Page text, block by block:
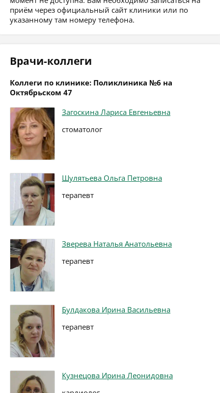
приём через официальный сайт клиники или по
указанному там номеру телефона.
Врачи-коллеги
Коллеги по клинике: Поликлиника №6 на
Октябрьском 47
Загоскина Лариса Евгеньевна
стоматолог
Шулятьева Ольга Петровна
терапевт
Зверева Наталья Анатольевна
терапевт
Булдакова Ирина Васильевна
терапевт
Кузнецова Ирина Леонидовна